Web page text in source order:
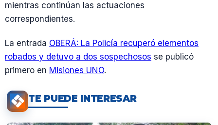
mientras continúan las actuaciones
correspondientes.
La entrada OBERÁ: La Policía recuperó elementos
robados y detuvo a dos sospechosos se publicó
primero en Misiones UNO.
TE PUEDE INTERESAR